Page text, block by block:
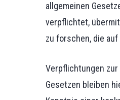
allgemeinen
verpflichtet,
zu forschen, die
Verpflichtungen zur
Gesetzen bleiben